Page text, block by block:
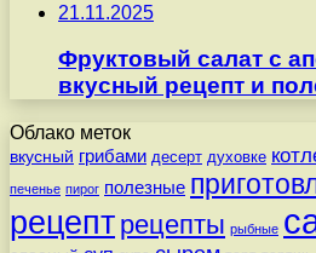
21.11.2025
Фруктовый салат с
вкусный рецепт и
Облако меток
вкусный грибами десерт духовке
печенье пирог полезные
рецепт рецепты рыбные